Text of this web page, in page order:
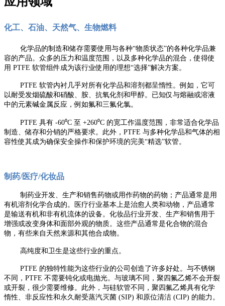
化工、石油、天然气、生物燃料
化学品的制造和储存需要使用与各种“物质状态”的各种化学品兼
容的产品。众多的压力和温度范围，以及多种化学品的混合，使得使
用 PTFE 软管组件成为该行业使用的理想“选择”解决方案。
PTFE 软管内衬几乎对所有化学品和溶剂都呈惰性。例如，它可
以耐受发烟硫酸和硝酸、胺、抗氧化剂和甲醇。已知仅与熔融或溶液
中的元素碱金属反应，例如氟和三氟化氯。
PTFE 具有 -60⁰C 至 +260⁰C 的宽工作温度范围，非常适合化学品
制造、储存和分销的严格要求。此外，PTFE 与多种化学品和气体的相
容性使其成为确保安全操作和保护环境的完美“精选”软管。
制药/医疗/化妆品
制药业开发、生产和销售药物或用作药物的药物； 产品通常是用
有机溶剂化学合成的。
医疗行业基本上是治愈人类和动物，产品通常
是输送有机和非有机流体的设备。 化妆品行业开发、生产和销售用于
增强或改变身体和面部外观的物质。 这些产品通常是化合物的混合
物，有些来自天然来源和其他合成物。
高纯度和卫生是这些行业的重点。
PTFE 的独特性能为这些行业的公司创造了许多好处。与不锈钢
不同，PTFE 不需要钝化或电抛光。与玻璃不同，聚四氟乙烯不会开裂
或开裂，很少需要维修。此外，与硅软管不同，聚四氟乙烯具有化学
惰性、非反应性和永久耐受蒸汽灭菌 (SIP) 和原位清洁 (CIP) 的能力。